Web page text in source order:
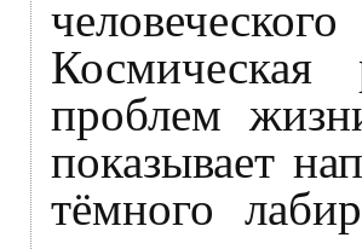
проблем
показывает
тёмного